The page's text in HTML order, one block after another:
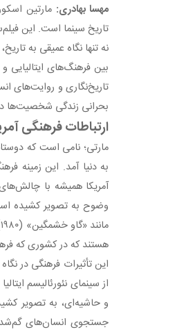
مهسا بهادری: مارتین
تاریخ سینما است. این
نه تنها نگاه عمیقی به
بین فرهنگ‌های ایتالیایی
تاریخ‌نگاری و روایت‌های
بحرانی زندگی شخصیت‌ها
ارتباطات فرهنگی
مارتی؛ نامی است که
به دنیا آمد. این زمینه
آمریکا همیشه با
وضوح به تصویر کشیده
هستند که در کشوری که
این تأثیرات فرهنگی در
از سینمای نئورئالیسم
و حاشیه‌ای، به تصویر
جستجوی انسان‌های